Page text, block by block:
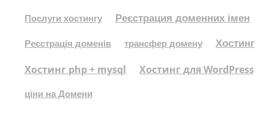
Послуги хостингу Реєстрация доменних імен
Реєстрація доменів трансфер домену Хостинг
Хостинг php + mysql Хостинг для WordPress
ціни на Домени